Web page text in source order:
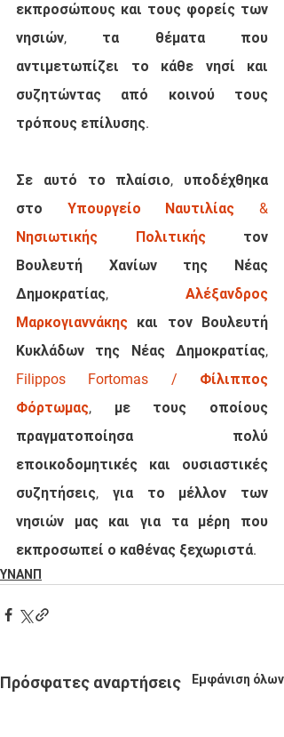
εκπροσώπους και τους φορείς των
νησιών, τα θέματα που
αντιμετωπίζει το κάθε νησί και
συζητώντας από κοινού τους
τρόπους επίλυσης.
Σε αυτό το πλαίσιο, υποδέχθηκα
στο Υπουργείο Ναυτιλίας &
Νησιωτικής Πολιτικής τον
Βουλευτή Χανίων της Νέας
Δημοκρατίας, Αλέξανδρος
Μαρκογιαννάκης και τον Βουλευτή
Filippos Fortomas / Φίλιππος
Φόρτωμας, με τους οποίους
πραγματοποίησα πολύ
εποικοδομητικές και ουσιαστικές
συζητήσεις, για το μέλλον των
νησιών μας και για τα μέρη που
εκπροσωπεί ο καθένας ξεχωριστά.
ΥΝΑΝΠ
Πρόσφατες αναρτήσεις Εμφάνιση όλων